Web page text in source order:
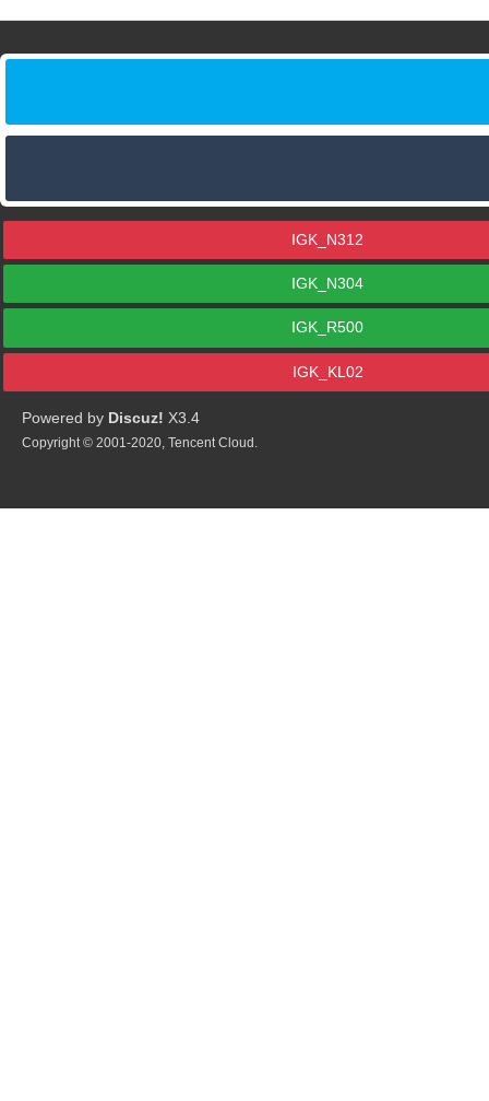
IGK_N312
IGK_N304
IGK_R500
IGK_KL02
Powered by Discuz! X3.4
Copyright © 2001-2020, Tencent Cloud.